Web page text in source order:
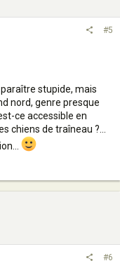
#5
stupide, mais
nord, genre presque
ce accessible en
chiens de traîneau ?...
#6